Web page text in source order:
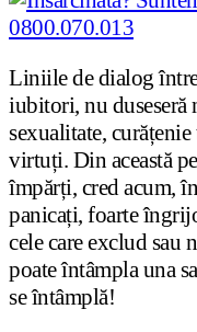
Liniile de dialog
iubitori, nu duseseră
sexualitate,
virtuți. Din această
împărți, cred acum,
panicați, foarte
cele care exclud sau
poate întâmpla una
se întâmplă!